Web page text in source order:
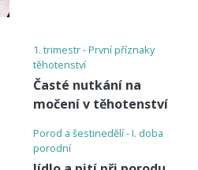
1. trimestr - První příznaky
těhotenství
Časté nutkání na
močení v těhotenství
Porod a šestinedělí - I. doba
porodní